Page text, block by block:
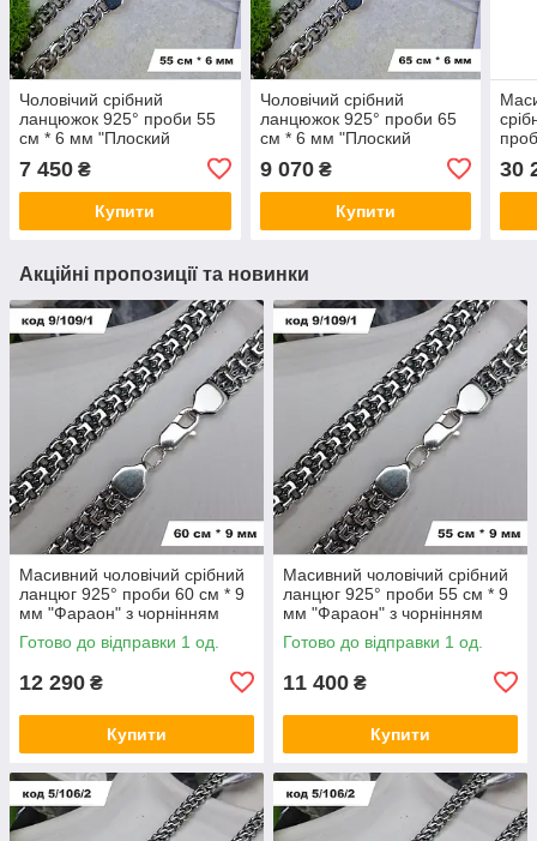
Чоловічий срібний
ланцюжок 925° проби 55
см * 6 мм "Плоский
7 450 ₴
Купити
Чоловічий срібний
ланцюжок 925° проби 65
см * 6 мм "Плоский
9 070₴
Купити
30
Акційні пропозиції та новинки
Масивний чоловічий срібний
ланцюг 925° проби 60 см * 9
мм "Фараон" з чорнінням
Готово до відправки 1 од.
12 290 ₴
Купити
Масивний чоловічий срібний
ланцюг 925° проби 55 см * 9
мм "Фараон" з чорнінням
Готово до відправки 1 од.
11 400 ₴
Купити